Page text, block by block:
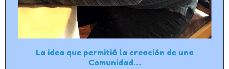
La idea que permitió la creación de una
Comunidad…